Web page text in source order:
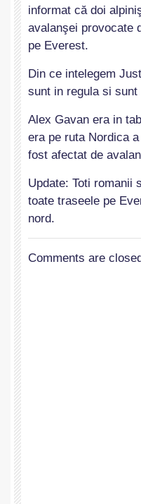
informat că doi
avalanşei provocate
pe Everest.
Din ce intelegem
sunt in regula si sunt
Alex Gavan era in
era pe ruta Nordica
fost afectat de
Update: Toti romanii
toate traseele pe
nord.
Comments are